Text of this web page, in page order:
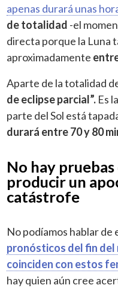
apenas durará unas
de totalidad -el
directa porque la Luna
aproximadamente
Aparte de la totalidad
de eclipse parcial”. Es
parte del Sol está
durará entre 70 y 80
No hay pruebas
producir un
catástrofe
No podíamos hablar de
pronósticos del fin del
coinciden con estos
hay quien aún cree